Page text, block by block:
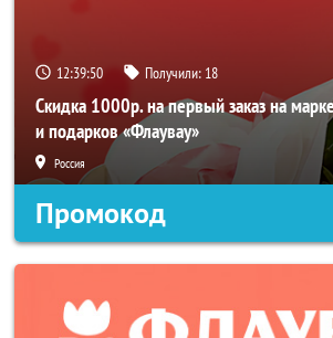
12:39:48 Получили: 18
Скидка 1000р. на первый заказ на
и подарков «Флаувау»
Россия
Промокод